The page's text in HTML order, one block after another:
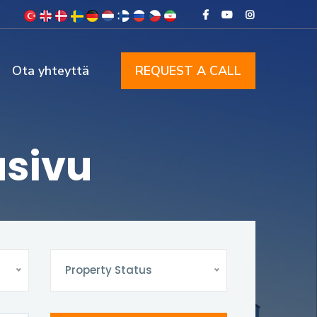
Ota yhteyttä REQUEST A CALL
Property Status